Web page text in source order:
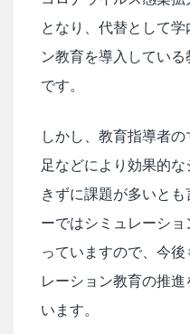
となり、代替として
ン教育を導入してい
です。
しかし、教育指導者
足などにより効果的
きずに課題が多いと
ーではシミュレーシ
っていますので、今
レーション教育の推
います。